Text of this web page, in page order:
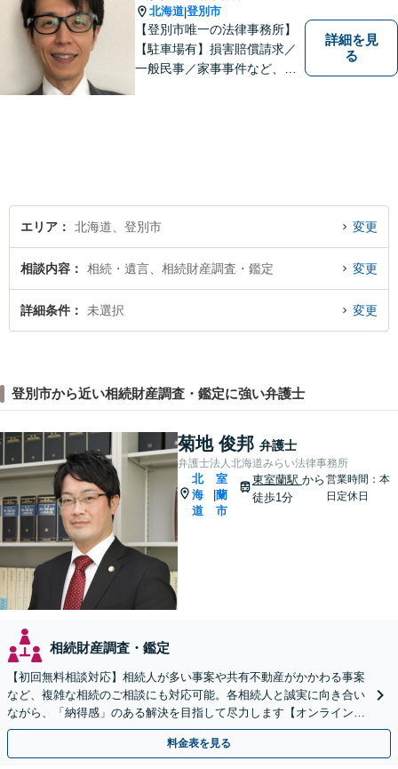
北海道|登別市
【登別市唯一の法律事務所】
【駐車場有】損害賠償請求／
一般民事／家事事件など、幅
詳細を見
る
エリア 北海道、登別市 変更
相談内容 相続・遺言、相続財産調査・鑑定 変更
詳細条件 未選択 変更
登別市から近い相続財産調査・鑑定に強い弁護士
菊地 俊邦 弁護士
弁護士法人北海道みらい法律事務所
北
海
道
|
室
蘭
市
東室蘭駅 から
徒歩1分
営業時間：本
日定休日
相続財産調査・鑑定
【初回無料相談対応】相続人が多い事案や共有不動産がかかわる事案
など、複雑な相続のご相談にも対応可能。各相続人と誠実に向き合い
ながら、「納得感」のある解決を目指して尽力します【オンライン面
談可】【完全個室で相談可】【東室蘭駅1分】
料金表を見る